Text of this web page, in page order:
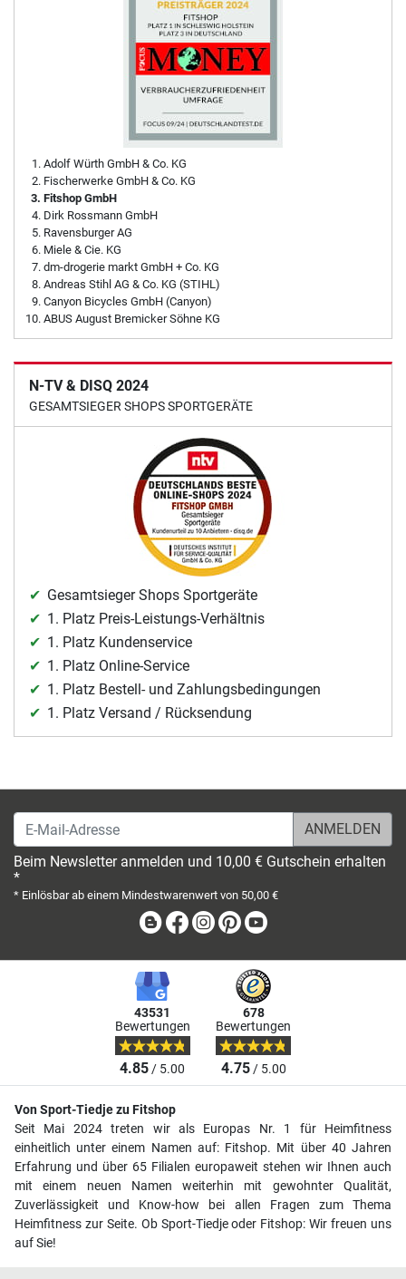
Adolf Würth GmbH & Co. KG
Fischerwerke GmbH & Co. KG
Fitshop GmbH
Dirk Rossmann GmbH
Ravensburger AG
Miele & Cie. KG
dm-drogerie markt GmbH + Co. KG
Andreas Stihl AG & Co. KG (STIHL)
Canyon Bicycles GmbH (Canyon)
ABUS August Bremicker Söhne KG
N-TV & DISQ 2024
GESAMTSIEGER SHOPS SPORTGERÄTE
Gesamtsieger Shops Sportgeräte
1. Platz Preis-Leistungs-Verhältnis
1. Platz Kundenservice
1. Platz Online-Service
1. Platz Bestell- und Zahlungsbedingungen
1. Platz Versand / Rücksendung
E-Mail-Adresse
Beim Newsletter anmelden und 10,00 € Gutschein erhalten
*
* Einlösbar ab einem Mindestwarenwert von 50,00 €
BlogFacebook
Instagram
Pinterest
43531
Bewertungen
4.85/ 5.00
678
Bewertungen
4.75/ 5.00
Von Sport-Tiedje zu Fitshop
Seit Mai 2024 treten wir als Europas Nr. 1 für Heimfitness
einheitlich unter einem Namen auf: Fitshop. Mit über 40 Jahren
Erfahrung und über 65 Filialen europaweit stehen wir Ihnen auch
mit einem neuen Namen weiterhin mit gewohnter Qualität,
Zuverlässigkeit und Know-how bei allen Fragen zum Thema
Heimfitness zur Seite. Ob Sport-Tiedje oder Fitshop: Wir freuen uns
auf Sie!